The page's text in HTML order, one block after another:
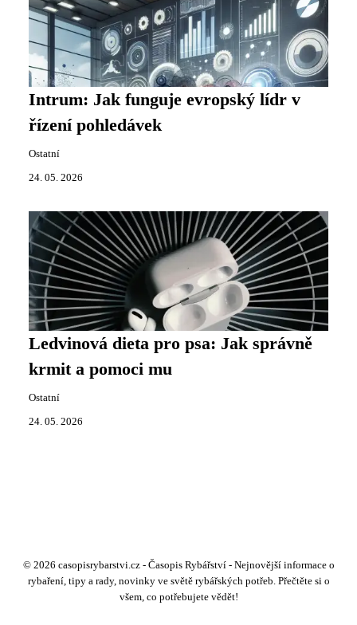
Intrum: Jak funguje evropský lídr v
řízení pohledávek
Ostatní
24. 05. 2026
Ledvinová dieta pro psa: Jak správně
krmit a pomoci mu
Ostatní
24. 05. 2026
© 2026 casopisrybarstvi.cz - Časopis Rybářství - Nejnovější informace o
rybaření, tipy a rady, novinky ve světě rybářských potřeb. Přečtěte si o
všem, co potřebujete vědět!